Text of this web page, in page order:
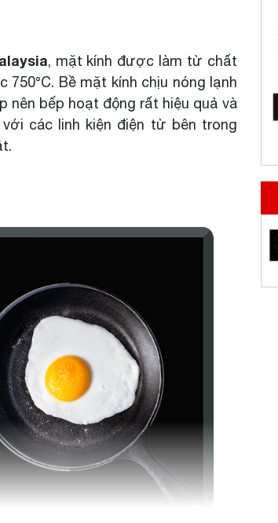
, mặt kính được làm từ chất
750°C. Bề mặt kính chịu nóng lạnh
nên bếp hoạt động rất hiệu quả và
các linh kiện điện tử bên trong